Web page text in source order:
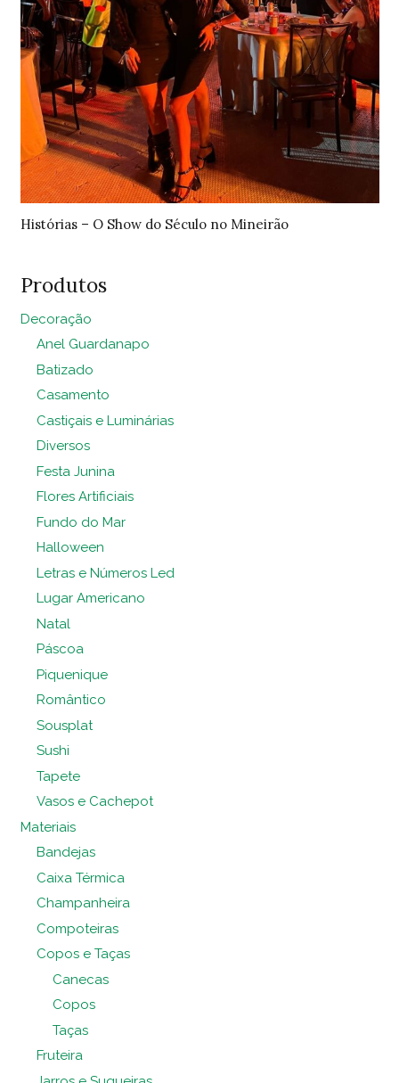
Histórias – O Show do Século no Mineirão
Produtos
Decoração
Anel Guardanapo
Batizado
Casamento
Castiçais e Luminárias
Diversos
Festa Junina
Flores Artificiais
Fundo do Mar
Halloween
Letras e Números Led
Lugar Americano
Natal
Páscoa
Piquenique
Romântico
Sousplat
Sushi
Tapete
Vasos e Cachepot
Materiais
Bandejas
Caixa Térmica
Champanheira
Compoteiras
Copos e Taças
Canecas
Copos
Taças
Fruteira